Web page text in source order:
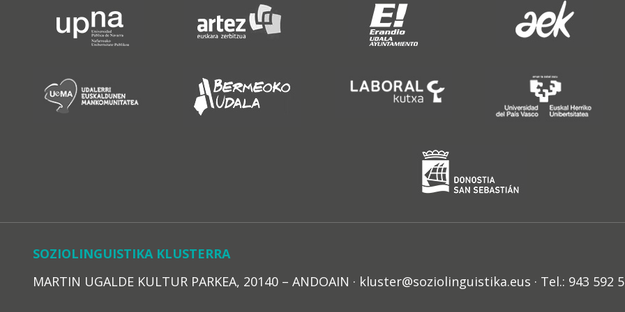
SOZIOLINGUISTIKA KLUSTERRA
MARTIN UGALDE KULTUR PARKEA, 20140 – ANDOAIN · kluster@soziolinguistika.eus · Tel.: 943 592